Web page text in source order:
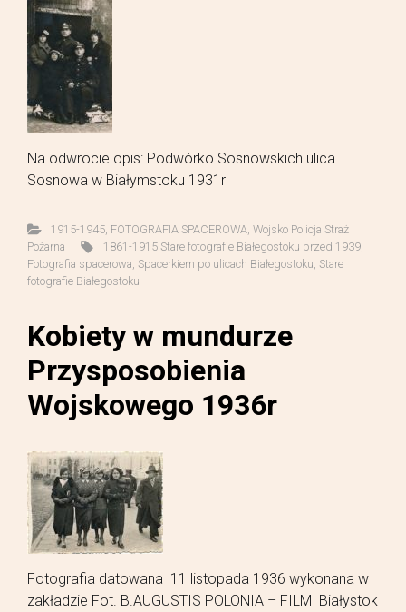
Na odwrocie opis: Podwórko Sosnowskich ulica
Sosnowa w Białymstoku 1931r
1915-1945, FOTOGRAFIA SPACEROWA Wojsko Policja Straż
Pożarna
1861-1915 Stare fotografie Białegostoku przed 1939,
Fotografia spacerowa Spacerkiem po ulicach Białegostoku Stare
fotografie Białegostoku
Kobiety w mundurze
Przysposobienia
Wojskowego 1936r
Fotografia datowana 11 listopada 1936 wykonana w
zakładzie Fot. B.AUGUSTIS POLONIA – FILM Białystok